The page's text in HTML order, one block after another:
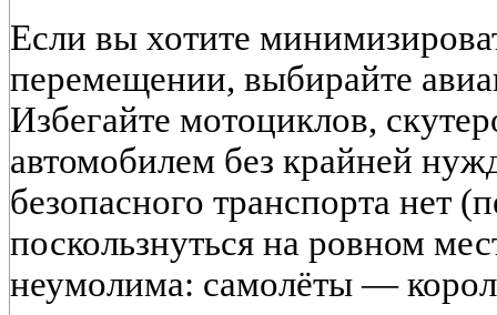
Если вы хотите
перемещении, выбирайте
Избегайте мотоциклов,
автомобилем без крайней
безопасного транспорта нет
поскользнуться на ровном
неумолима: самолёты —